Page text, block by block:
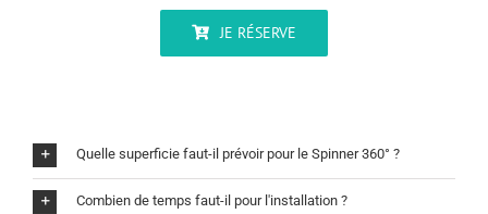
JE RÉSERVE
Quelle superficie faut-il prévoir pour le Spinner 360° ?
Combien de temps faut-il pour l'installation ?